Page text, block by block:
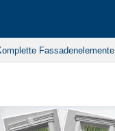
Fassadenelemente